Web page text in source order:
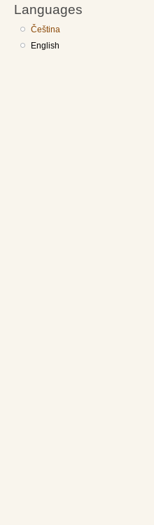
Languages
Čeština
English